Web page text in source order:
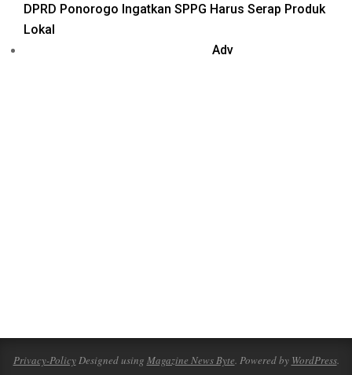
DPRD Ponorogo Ingatkan SPPG Harus Serap Produk
Lokal
Adv
Privacy-PolicyDesigned using Magazine News Byte. Powered by WordPress.